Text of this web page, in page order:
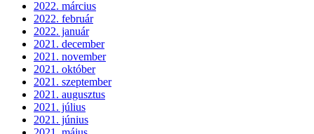
2022. március
2022. február
2022. január
2021. december
2021. november
2021. október
2021. szeptember
2021. augusztus
2021. július
2021. június